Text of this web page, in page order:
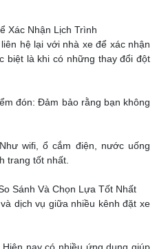
Xác Nhận Lịch Trình
hệ lại với nhà xe để xác nhận
biệt là khi có những thay đổi đột
đón: Đảm bảo rằng bạn không
wifi, ổ cắm điện, nước uống
trang tốt nhất.
Sánh Và Chọn Lựa Tốt Nhất
dịch vụ giữa nhiều kênh đặt xe